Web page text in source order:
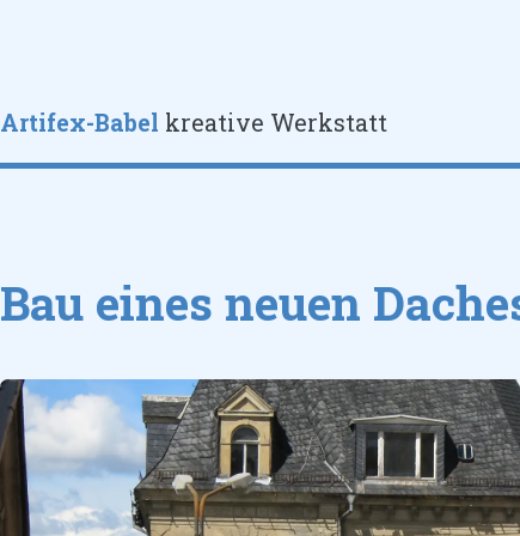
Artifex-Babel kreative Werkstatt
Bau eines neuen